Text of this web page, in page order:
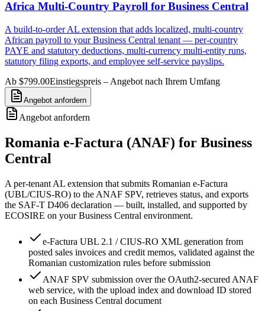
Africa Multi-Country Payroll for Business Central
A build-to-order AL extension that adds localized, multi-country
African payroll to your Business Central tenant — per-country
PAYE and statutory deductions, multi-currency multi-entity runs,
statutory filing exports, and employee self-service payslips.
Ab $799.00Einstiegspreis – Angebot nach Ihrem Umfang
Angebot anfordern
Angebot anfordern
Romania e-Factura (ANAF) for Business
Central
A per-tenant AL extension that submits Romanian e-Factura
(UBL/CIUS-RO) to the ANAF SPV, retrieves status, and exports
the SAF-T D406 declaration — built, installed, and supported by
ECOSIRE on your Business Central environment.
e-Factura UBL 2.1 / CIUS-RO XML generation from
posted sales invoices and credit memos, validated against the
Romanian customization rules before submission
ANAF SPV submission over the OAuth2-secured ANAF
web service, with the upload index and download ID stored
on each Business Central document